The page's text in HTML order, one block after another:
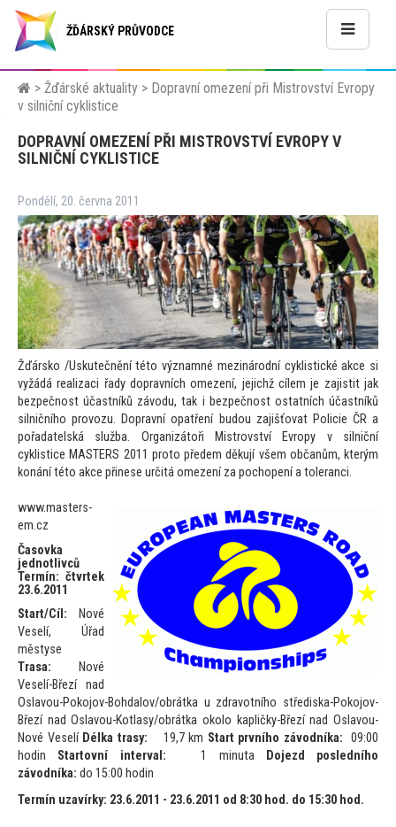
ŽĎÁRSKÝ PRŮVODCE
> Žďárské aktuality > Dopravní omezení při Mistrovství Evropy
v silniční cyklistice
DOPRAVNÍ OMEZENÍ PŘI MISTROVSTVÍ EVROPY V
SILNIČNÍ CYKLISTICE
Pondělí, 20. června 2011
Žďársko /Uskutečnění této významné mezinárodní cyklistické akce si
vyžádá realizaci řady dopravních omezení, jejichž cílem je zajistit jak
bezpečnost účastníků závodu, tak i bezpečnost ostatních účastníků
silničního provozu. Dopravní opatření budou zajišťovat Policie ČR a
pořadatelská služba. Organizátoři Mistrovství Evropy v silniční
cyklistice MASTERS 2011 proto předem děkují všem občanům, kterým
konání této akce přinese určitá omezení za pochopení atoleranci.
www.masters-
em.cz
Časovka
jednotlivců
Termín: čtvrtek
23.6.2011
Start/Cíl:
Nové
Veselí, Úřad
městyse
Trasa: Nové
Veselí-Březí nad
Oslavou-Pokojov-Bohdalov/obrátka u zdravotního střediska-Pokojov-
Březí nad Oslavou-Kotlasy/obrátka okolo kapličky-Březí nad Oslavou-
Nové Veselí Délka trasy: 19,7 km Start prvního závodníka: 09:00
hodin Startovní interval: 1 minuta
Dojezd posledního
závodníka: do 15:00 hodin
Termín uzavírky: 23.6.2011 - 23.6.2011 od 8:30 hod. do 15:30 hod.